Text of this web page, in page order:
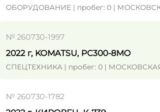
ОБОРУДОВАНИЕ | пробег: 0 |
№ 260730-1997
2022 г, KOMATSU, PC300-8MO
СПЕЦТЕХНИКА | пробег: 0 |
№ 260730-1782